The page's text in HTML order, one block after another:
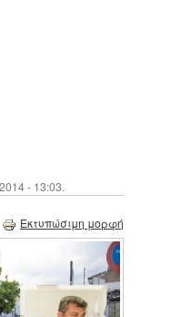
- 13:03.
Εκτυπώσιμη μορφή